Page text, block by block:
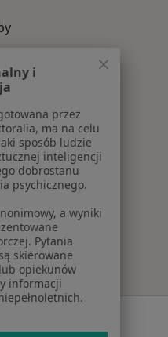
leczone
i
przez
ma na celu
sposób ludzie
inteligencji
dobrostanu
psychicznego.
a wyniki
Pytania
skierowane
opiekunów
informacji